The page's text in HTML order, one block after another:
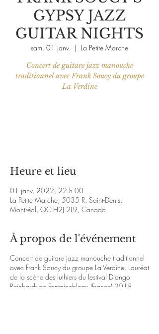
GYPSY JAZZ
GUITAR NIGHTS
sam. 01 janv.
  |
La Petite Marche
Concert de guitare jazz manouche
traditionnel avec Frank Soucy du groupe
La Verdine
Heure et lieu
01 janv. 2022, 22 h 00
La Petite Marche, 5035 R. Saint-Denis,
Montréal, QC H2J 2L9, Canada
À propos de l'événement
Concert de guitare jazz manouche traditionnel
avec Frank Soucy du groupe La Verdine, Lauréat
de la scène des luthiers du festival Django
Reinhardt de Fontainebleau (France) 2018.